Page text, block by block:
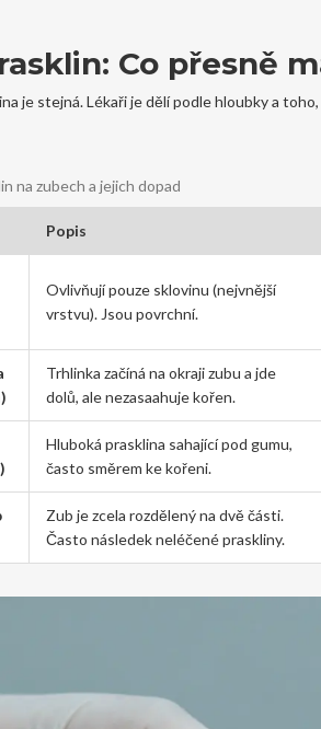
Co přesně
je stejná. Lékaři je dělí podle hloubky a
na zubech a jejich dopad
Popis
Ovlivňují pouze sklovinu (nejvnější
vrstvu). Jsou povrchní.
Trhlinka začíná na okraji zubu a jde
dolů, ale nezasaahuje kořen.
Hluboká prasklina sahající pod gumu,
často směrem ke kořeni.
Zub je zcela rozdělený na dvě části.
Často následek neléčené praskliny.